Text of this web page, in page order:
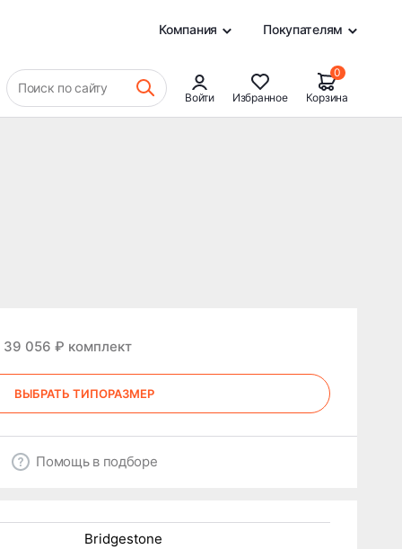
Компания Покупателям
Поиск по сайту
Войти Избранное
0
Корзина
39 056 ₽ комплект
ВЫБРАТЬ ТИПОРАЗМЕР
Помощь в подборе
Bridgestone